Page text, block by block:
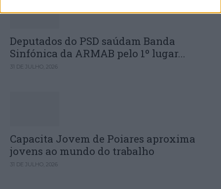
Deputados do PSD saúdam Banda
Sinfónica da ARMAB pelo 1º lugar...
31 DE JULHO, 2026
Capacita Jovem de Poiares aproxima
jovens ao mundo do trabalho
31 DE JULHO, 2026